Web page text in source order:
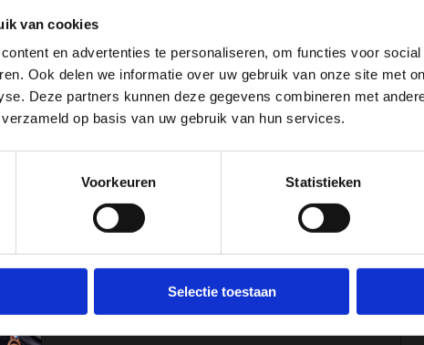
van cookies
en advertenties te personaliseren, om functies voor
Ook delen we informatie over uw gebruik van onze site met
Deze partners kunnen deze gegevens combineren met
op basis van uw gebruik van hun services.
Voorkeuren Statistieken
Selectie toestaan
11 JUNI 2026
Elite- en agegroupatleten strijden om titels